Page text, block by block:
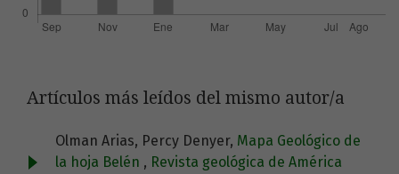
Artículos más leídos del mismo autor/a
Olman Arias, Percy Denyer, Mapa Geológico de
la hoja Belén , Revista geológica de América